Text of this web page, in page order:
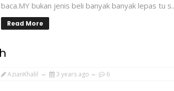
baca.MY bukan jenis beli banyak banyak lepas tu
Read More
AzianKhalil 3 years ago 6